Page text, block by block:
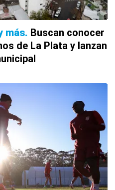
más Buscan conocer
de La Plata y lanzan